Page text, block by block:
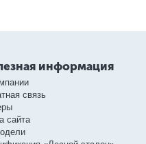
информация
связь
сайта